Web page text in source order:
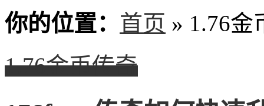
你的位置： 首页 » 1.76金
1.76金币传奇